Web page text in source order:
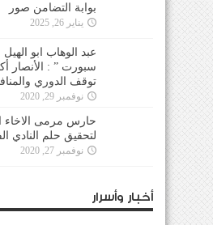
بوابة التضامن صور
يناير 26, 2025
عبد الوهاب ابو الهيل
سبورت ” : الأنصار
توقف الدوري والمنافسة
نوفمبر 29, 2020
حارس مرمى الاخاء
لتحقيق حلم النادي
نوفمبر 27, 2020
أخبار وأسرار